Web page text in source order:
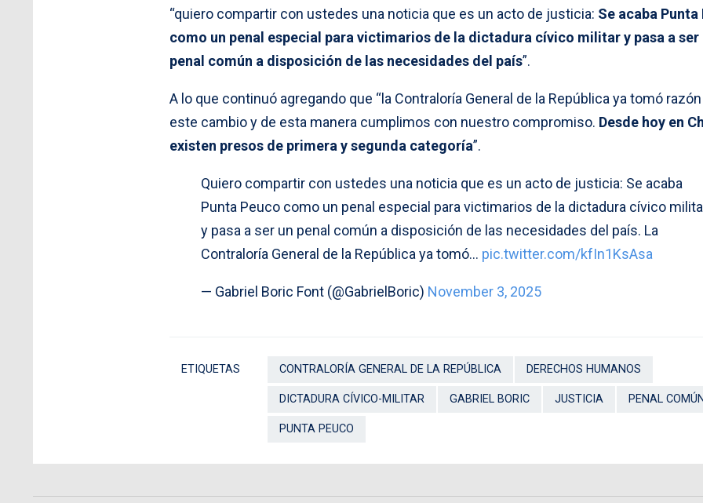
“quiero compartir con ustedes una noticia que es un acto de justicia: Se acaba Punta
como un penal especial para victimarios de la dictadura cívico militar y pasa a ser
penal común a disposición de las necesidades del país”.
A lo que continuó agregando que “la Contraloría General de la República ya tomó
este cambio y de esta manera cumplimos con nuestro compromiso. Desde hoy en
existen presos de primera y segunda categoría”.
Quiero compartir con ustedes una noticia que es un acto de justicia: Se acaba
Punta Peuco como un penal especial para victimarios de la dictadura cívico
y pasa a ser un penal común a disposición de las necesidades del país. La
Contraloría General de la República ya tomó… pic.twitter.com/kfIn1KsAsa
— Gabriel Boric Font (@GabrielBoric) November 3, 2025
ETIQUETAS CONTRALORÍA GENERAL DE LA REPÚBLICA DERECHOS HUMANOS
DICTADURA CÍVICO-MILITAR GABRIEL BORIC JUSTICIA PENAL
PUNTA PEUCO